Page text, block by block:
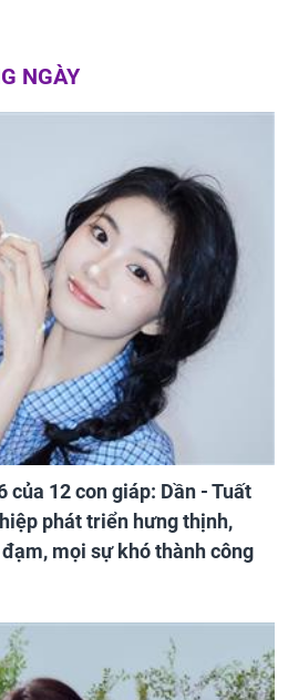
NGÀY
12 con giáp: Dần - Tuất
phát triển hưng thịnh,
mọi sự khó thành công